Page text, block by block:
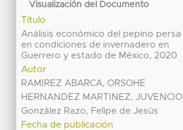
Visualización del Documento
Título
Análisis económico del pepino persa
en condiciones de invernadero en
Guerrero y estado de México, 2020
Autor
RAMIREZ ABARCA, ORSOHE
HERNANDEZ MARTINEZ, JUVENCIO
González Razo, Felipe de Jesús
Fecha de publicación